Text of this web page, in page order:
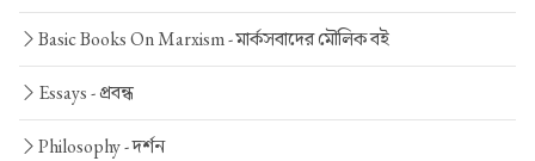
Basic Books On Marxism -মার্কসবাদের মৌলিক বই
Essays -প্রবন্ধ
Philosophy -দর্শন